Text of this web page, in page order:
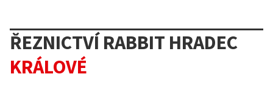
ŘEZNICTVÍ RABBIT HRADEC
KRÁLOVÉ